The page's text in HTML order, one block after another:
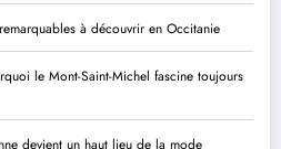
à découvrir en Occitanie
le Mont-Saint-Michel fascine toujours
devient un haut lieu de la mode